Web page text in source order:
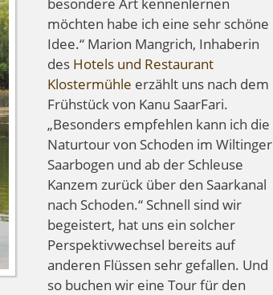
möchten habe ich eine sehr schöne
Idee.“ Marion Mangrich, Inhaberin
des Hotels und Restaurant
Klostermühle erzählt uns nach dem
Frühstück von Kanu SaarFari.
„Besonders empfehlen kann ich die
Naturtour von Schoden im Wiltinger
Saarbogen und ab der Schleuse
Kanzem zurück über den Saarkanal
nach Schoden.“ Schnell sind wir
begeistert, hat uns ein solcher
Perspektivwechsel bereits auf
anderen Flüssen sehr gefallen. Und
so buchen wir eine Tour für den